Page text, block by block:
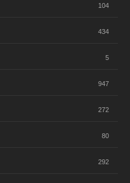
104
434
5
947
272
80
292